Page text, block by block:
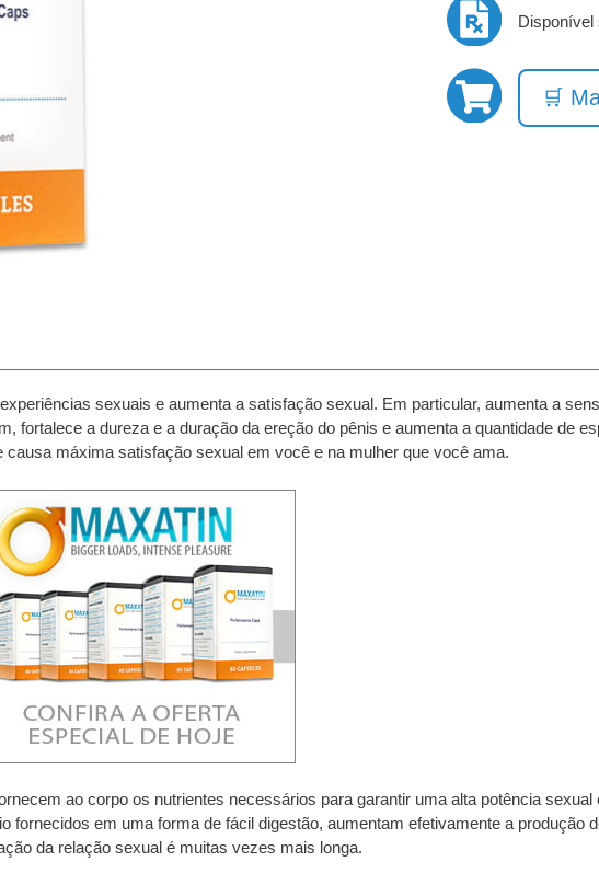
Disponível
🛒
sexuais e aumenta a satisfação sexual. Em particular, aumenta a
fortalece a dureza e a duração da ereção do pênis e aumenta a quantidade de
máxima satisfação sexual em você e na mulher que você ama.
ao corpo os nutrientes necessários para garantir uma alta potência sexual
fornecidos em uma forma de fácil digestão, aumentam efetivamente a produção
da relação sexual é muitas vezes mais longa.